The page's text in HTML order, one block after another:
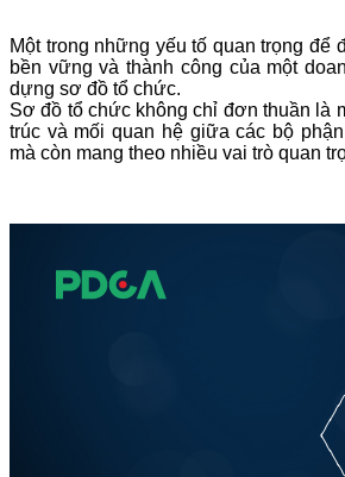
Một trong những yếu tố quan trọng để
bền vững và thành công của một
dựng sơ đồ tổ chức.
Sơ đồ tổ chức không chỉ đơn thuần là
trúc và mối quan hệ giữa các bộ
mà còn mang theo nhiều vai trò quan